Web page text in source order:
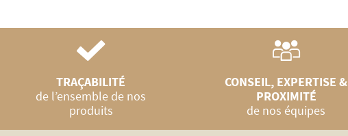
TRAÇABILITÉ
de l’ensemble de nos
produits
CONSEIL, EXPERTISE &
PROXIMITÉ
de nos équipes